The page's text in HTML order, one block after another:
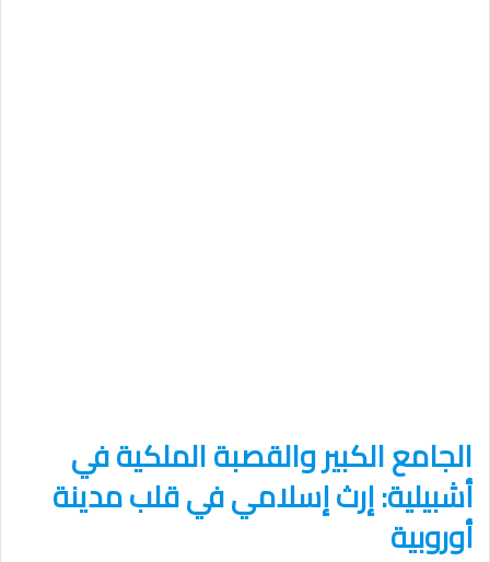
الجامع الكبير والقصبة الملكية في
أشبيلية: إرث إسلامي في قلب مدينة
أوروبية